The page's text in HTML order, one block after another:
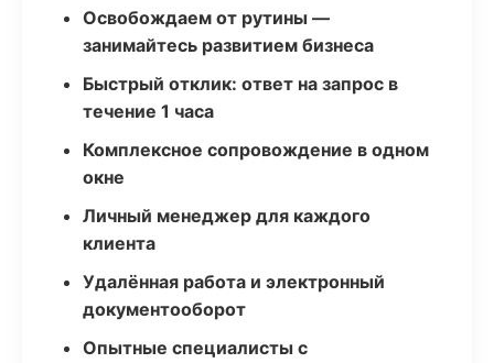
Освобождаем от рутины —
занимайтесь развитием бизнеса
Быстрый отклик: ответ на запрос в
течение 1 часа
Комплексное сопровождение в одном
окне
Личный менеджер для каждого
клиента
Удалённая работа и электронный
документооборот
Опытные специалисты с